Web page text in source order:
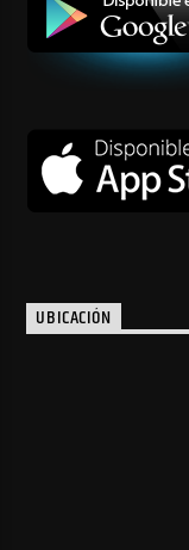
UBICACIÓN